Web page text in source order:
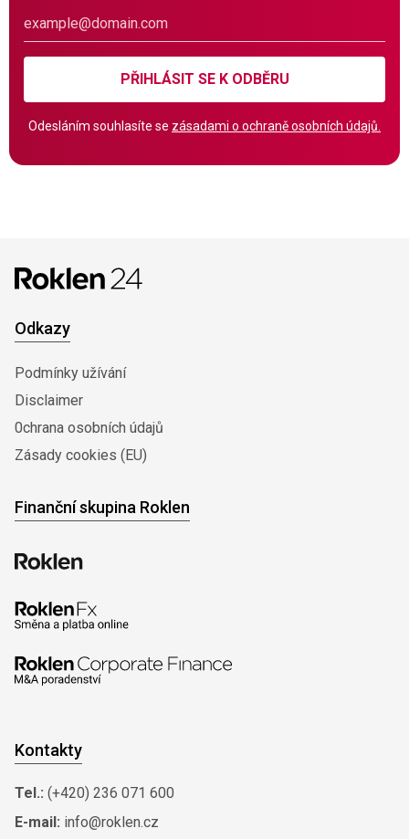
PŘIHLÁSIT SE K ODBĚRU
Odesláním souhlasíte se zásadami o ochraně osobních údajů.
Odkazy
Podmínky užívání
Disclaimer
0chrana osobních údajů
Zásady cookies (EU)
Finanční skupina Roklen
Kontakty
Tel.: (+420) 236 071 600
E-mail: info@roklen.cz